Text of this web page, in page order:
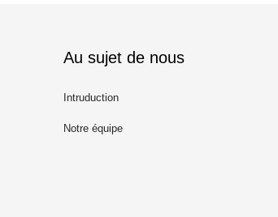
Au sujet de nous
Intruduction
Notre équipe